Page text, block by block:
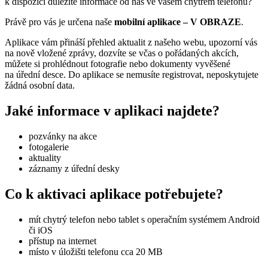
Právě pro vás je určena naše mobilní aplikace – V OBRAZE.
Aplikace vám přináší přehled aktualit z našeho webu, upozorní vás
na nově vložené zprávy, dozvíte se včas o pořádaných akcích,
můžete si prohlédnout fotografie nebo dokumenty vyvěšené
na úřední desce. Do aplikace se nemusíte registrovat, neposkytujete
žádná osobní data.
Jaké informace v aplikaci najdete?
pozvánky na akce
fotogalerie
aktuality
záznamy z úřední desky
Co k aktivaci aplikace potřebujete?
mít chytrý telefon nebo tablet s operačním systémem Android
či iOS
přístup na internet
místo v úložišti telefonu cca 20 MB